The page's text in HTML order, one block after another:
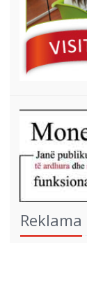
Reklama